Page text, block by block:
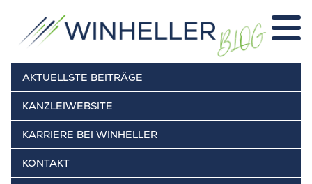
AKTUELLSTE BEITRÄGE
KANZLEIWEBSITE
KARRIERE BEI WINHELLER
KONTAKT